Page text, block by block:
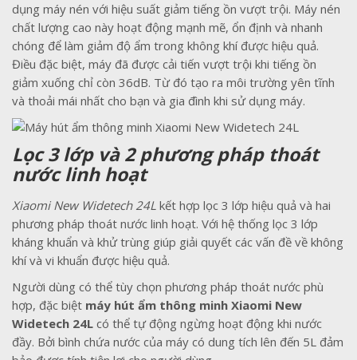
dụng máy nén với hiệu suất giảm tiếng ồn vượt trội. Máy nén
chất lượng cao này hoạt động mạnh mẽ, ổn định và nhanh
chóng để làm giảm độ ẩm trong không khí được hiệu quả.
Điều đặc biệt, máy đã được cải tiến vượt trội khi tiếng ồn
giảm xuống chỉ còn 36dB. Từ đó tạo ra môi trường yên tĩnh
và thoải mái nhất cho bạn và gia đình khi sử dụng máy.
Lọc 3 lớp và 2 phương pháp thoát
nước linh hoạt
Xiaomi New Widetech 24L kết hợp lọc 3 lớp hiệu quả và hai
phương pháp thoát nước linh hoạt. Với hệ thống lọc 3 lớp
kháng khuẩn và khử trùng giúp giải quyết các vấn đề về không
khí và vi khuẩn được hiệu quả.
Người dùng có thể tùy chọn phương pháp thoát nước phù
hợp, đặc biệt máy hút ẩm thông minh Xiaomi New
Widetech 24L có thể tự động ngừng hoạt động khi nước
đầy. Bởi bình chứa nước của máy có dung tích lên đến 5L đảm